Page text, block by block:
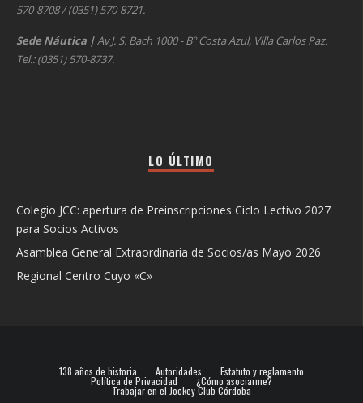
570-8708 / (0351) 570-8721.
Sede Náutica |Av J. S. Bach 1000 - Bº Costa Azul, Villa Carlos Paz.
Tel.: (0351) 570-8737.
LO ÚLTIMO
Colegio JCC: apertura de Preinscripciones Ciclo Lectivo 2027
para Socios Activos
Asamblea General Extraordinaria de Socios/as Mayo 2026
Regional Centro Cuyo «C»
138 años de historia Autoridades Estatuto y reglamento
Política de Privacidad ¿Cómo asociarme?
Trabajar en el Jockey Club Córdoba